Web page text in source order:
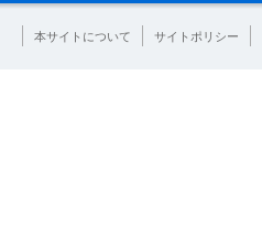
本サイトについて サイトポリシー